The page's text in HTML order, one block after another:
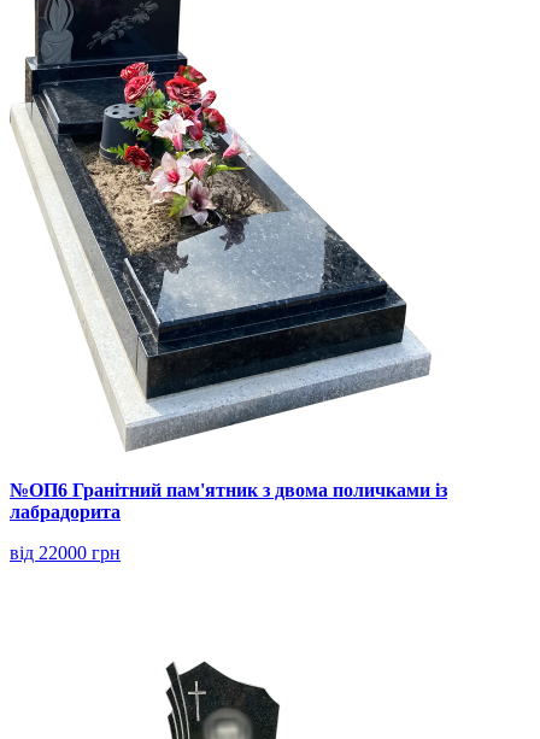
№ОП6 Гранітний пам'ятник з двома поличками із
лабрадорита
від 22000 грн